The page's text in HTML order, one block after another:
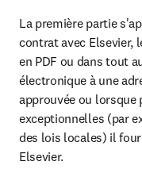
La première partie
contrat avec Elsevier,
en PDF ou dans tout
électronique à une
approuvée ou lorsque
exceptionnelles (par
des lois locales) il
Elsevier.